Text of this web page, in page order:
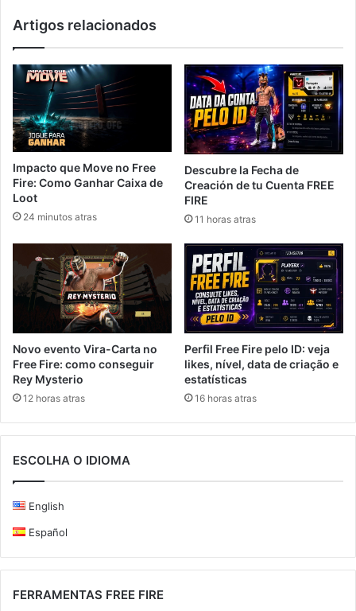
Artigos relacionados
Impacto que Move no Free
Fire: Como Ganhar Caixa de
Loot
24 minutos atras
Descubre la Fecha de
Creación de tu Cuenta FREE
FIRE
11 horas atras
Novo evento Vira-Carta no
Free Fire: como conseguir
Rey Mysterio
12 horas atras
Perfil Free Fire pelo ID: veja
likes, nível, data de criação e
estatísticas
16 horas atras
ESCOLHA O IDIOMA
English
Español
FERRAMENTAS FREE FIRE